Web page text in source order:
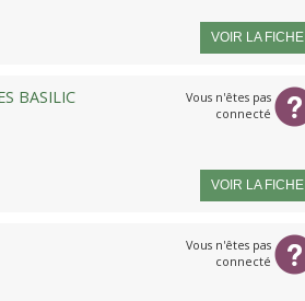
VOIR LA FICHE
BASILIC
Vous n'êtes pas
connecté
VOIR LA FICHE
Vous n'êtes pas
connecté